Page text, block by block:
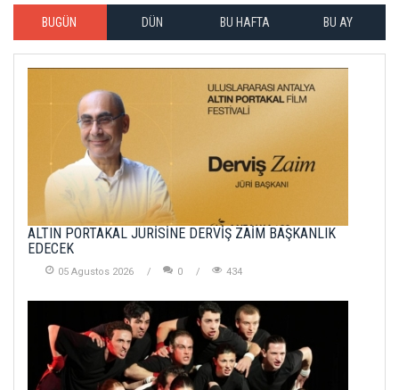
BUGÜN DÜN BU HAFTA BU AY
ALTIN PORTAKAL JÜRİSİNE DERVİŞ ZAİM BAŞKANLIK
EDECEK
05 Agustos 2026 0 434